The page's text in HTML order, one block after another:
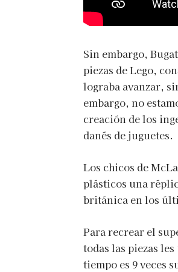
Sin embargo,
piezas de Lego,
lograba avanzar,
embargo, no
creación de los
danés de juguetes.
Los chicos de
plásticos una
británica en los
Para recrear el
todas las piezas
tiempo es 9 veces